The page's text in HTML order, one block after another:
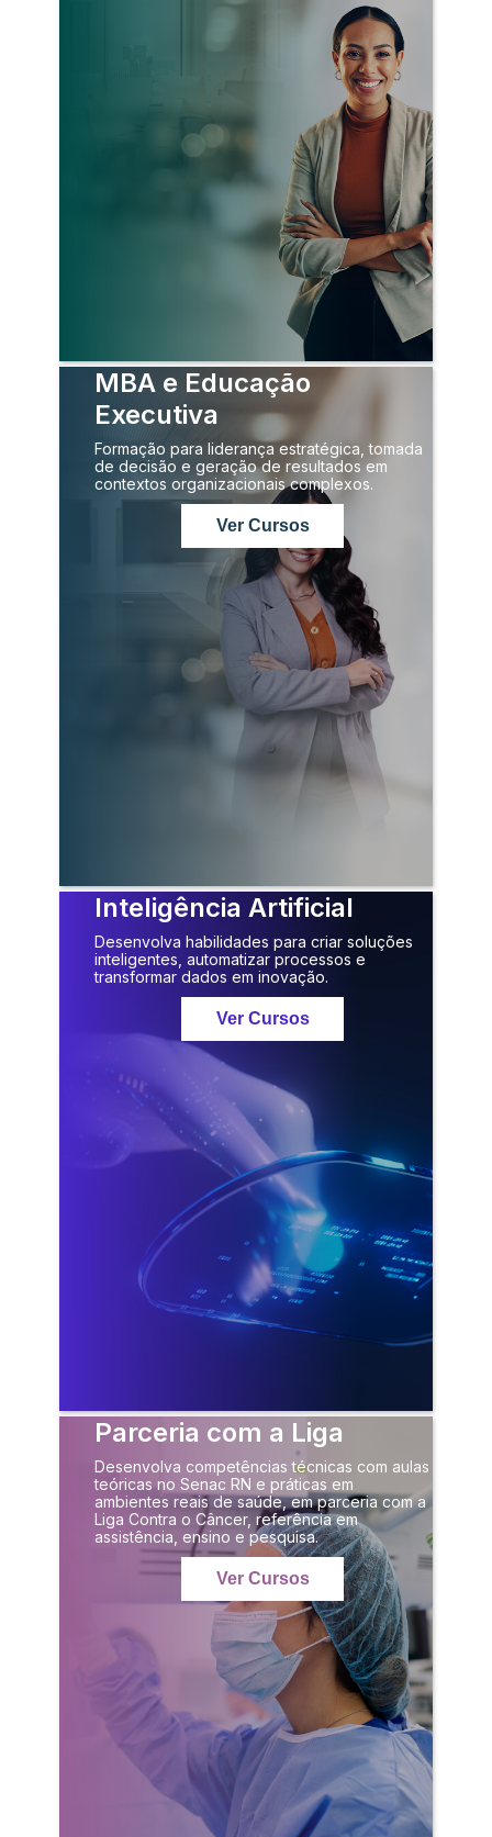
MBA e Educação
Executiva
Formação para liderança estratégica, tomada
de decisão e geração de resultados em
contextos organizacionais complexos.
Ver Cursos
Inteligência Artificial
Desenvolva habilidades para criar soluções
inteligentes, automatizar processos e
transformar dados em inovação.
Ver Cursos
Parceria com a Liga
Desenvolva competências técnicas com aulas
teóricas no Senac RN e práticas em
ambientes reais de saúde, em parceria com a
Liga Contra o Câncer, referência em
assistência, ensino e pesquisa.
Ver Cursos